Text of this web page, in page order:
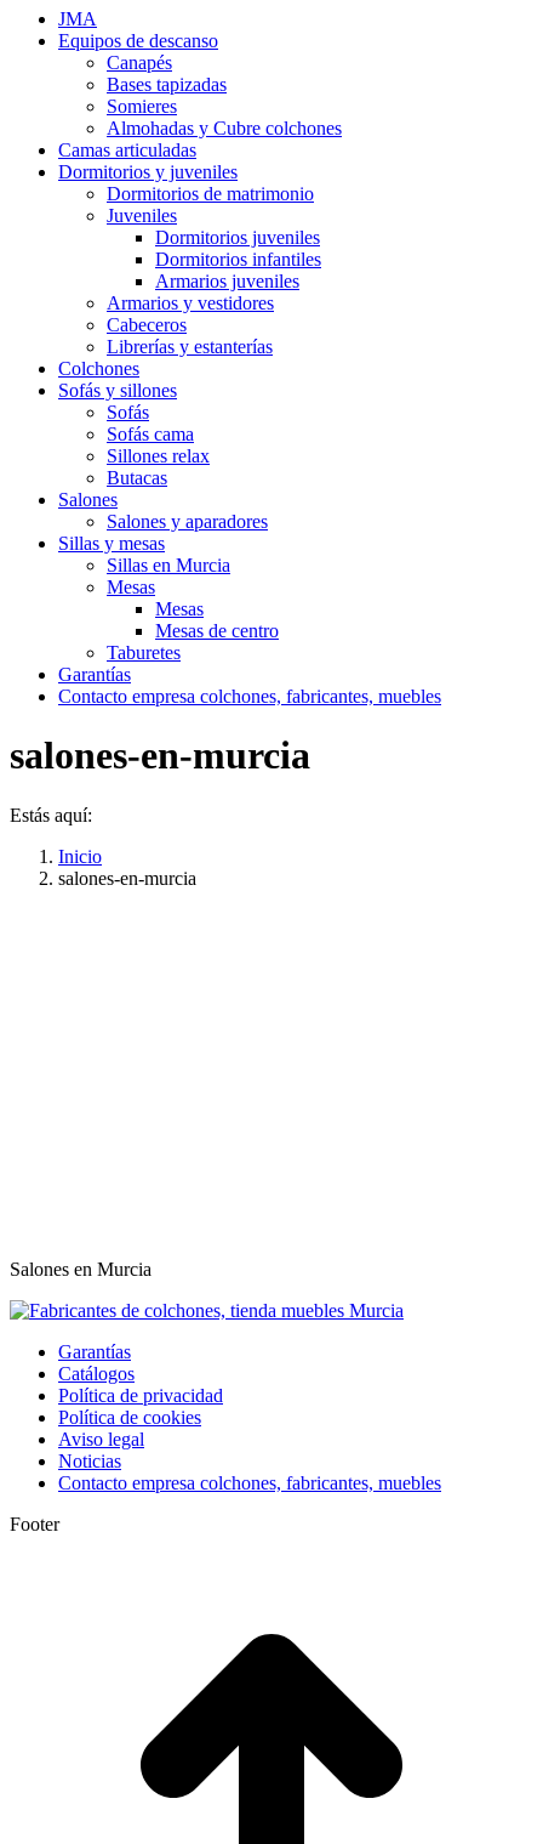
JMA
Equipos de descanso
Canapés
Bases tapizadas
Somieres
Almohadas y Cubre colchones
Camas articuladas
Dormitorios y juveniles
Dormitorios de matrimonio
Juveniles
Dormitorios juveniles
Dormitorios infantiles
Armarios juveniles
Armarios y vestidores
Cabeceros
Librerías y estanterías
Colchones
Sofás y sillones
Sofás
Sofás cama
Sillones relax
Butacas
Salones
Salones y aparadores
Sillas y mesas
Sillas en Murcia
Mesas
Mesas
Mesas de centro
Taburetes
Garantías
Contacto empresa colchones, fabricantes, muebles
salones-en-murcia
Estás aquí:
Inicio
salones-en-murcia
Salones en Murcia
Garantías
Catálogos
Política de privacidad
Política de cookies
Aviso legal
Noticias
Contacto empresa colchones, fabricantes, muebles
Footer